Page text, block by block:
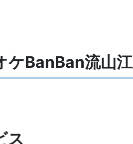
ケBanBan流山
ス